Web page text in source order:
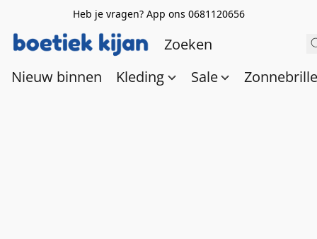
Heb je vragen? App ons 0681120656
Nieuw binnen Kleding Sale